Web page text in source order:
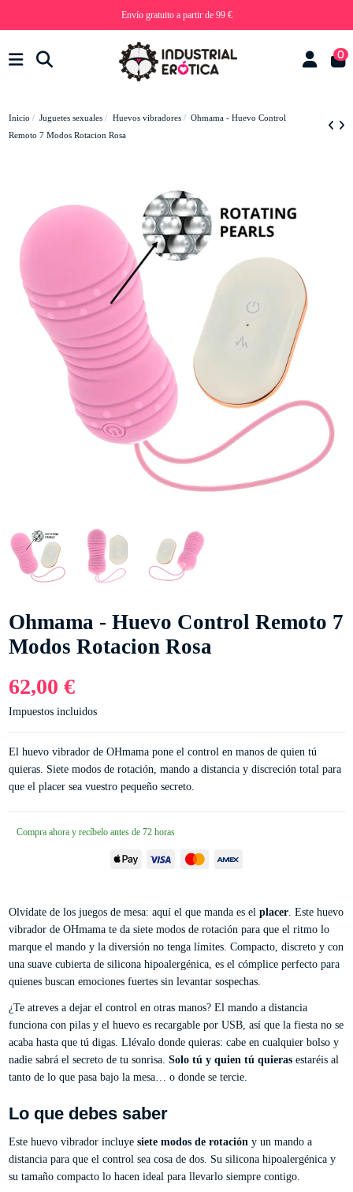
Envío gratuito a partir de 99 €
0
Inicio Juguetes sexuales Huevos vibradores
Ohmama - Huevo Control
Remoto 7 Modos Rotacion Rosa
Ohmama - Huevo Control Remoto 7
Modos Rotacion Rosa
62,00 €
Impuestos incluidos
El huevo vibrador de OHmama pone el control en manos de quien tú
quieras. Siete modos de rotación, mando a distancia y discreción total para
que el placer sea vuestro pequeño secreto.
Compra ahora y recíbelo antes de 72 horas
Olvídate de los juegos de mesa: aquí el que manda es el placer. Este huevo
vibrador de OHmama te da siete modos de rotación para que el ritmo lo
marque el mando y la diversión no tenga límites. Compacto, discreto y con
una suave cubierta de silicona hipoalergénica, es el cómplice perfecto para
quienes buscan emociones fuertes sin levantar sospechas.
¿Te atreves a dejar el control en otras manos? El mando a distancia
funciona con pilas y el huevo es recargable por USB, así que la fiesta no se
acaba hasta que tú digas. Llévalo donde quieras: cabe en cualquier bolso y
nadie sabrá el secreto de tu sonrisa. Solo tú y quien tú quierasestaréis al
tanto de lo que pasa bajo la mesa… o donde se tercie.
Lo que debes saber
Este huevo vibrador incluye siete modos de rotación y un mando a
distancia para que el control sea cosa de dos. Su silicona hipoalergénica y
su tamaño compacto lo hacen ideal para llevarlo siempre contigo.